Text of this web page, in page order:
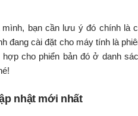
bạn cần lưu ý đó chính là
đang cài đặt cho máy tính là
cho phiển bản đó ở danh
nhật mới nhất